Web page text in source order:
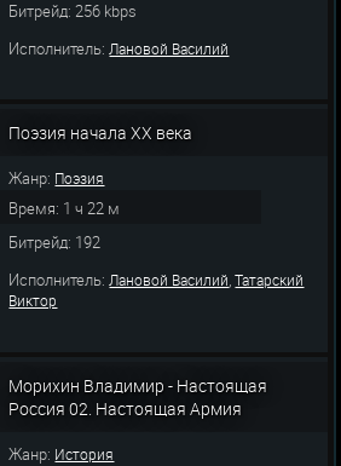
Битрейд: 256 kbps
Исполнитель:Лановой Василий
Поэзия начала ХХ века
Жанр: Поэзия
Время: 1 ч 22 м
Битрейд: 192
Исполнитель: Лановой Василий ,Татарский
Виктор
Морихин Владимир - Настоящая
Россия 02. Настоящая Армия
Жанр: История